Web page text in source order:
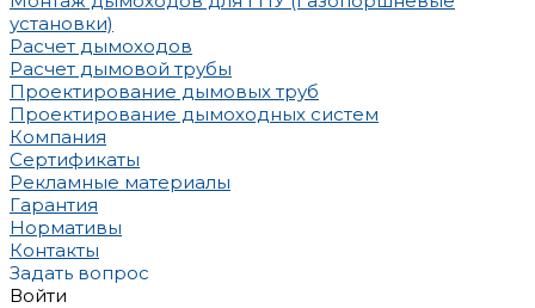
установки)
Расчет дымоходов
Расчет дымовой трубы
Проектирование дымовых труб
Проектирование дымоходных систем
Компания
Сертификаты
Рекламные материалы
Гарантия
Нормативы
Контакты
Задать вопрос
Войти